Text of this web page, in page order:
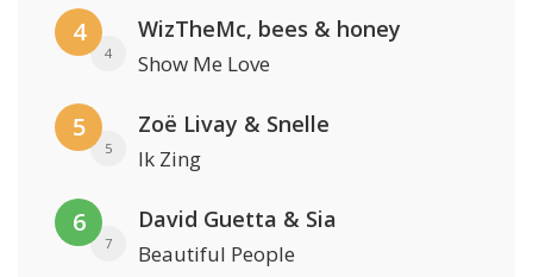
4
4
WizTheMc, bees & honey
Show Me Love
5
5
Zoë Livay & Snelle
Ik Zing
6
7
David Guetta & Sia
Beautiful People